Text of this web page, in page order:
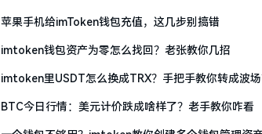
苹果手机给imToken钱包充值，这几步别搞错
imtoken钱包资产为零怎么找回？老张教你几招
imtoken里USDT怎么换成TRX？手把手教你转成波
BTC今日行情：美元计价跌成啥样了？老手教你咋看